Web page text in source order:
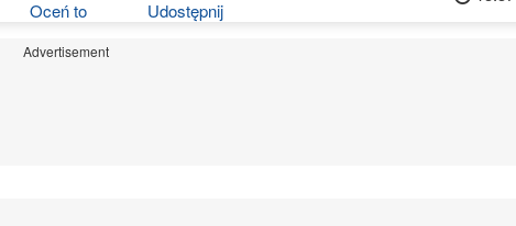
Oceń to Udostępnij
Advertisement